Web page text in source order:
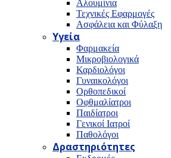
Αλουμίνια
Τεχνικές Εφαρμογές
Ασφάλεια και Φύλαξη
Υγεία
Φαρμακεία
Μικροβιολογικά
Καρδιολόγοι
Γυναικολόγοι
Ορθοπεδικοί
Οφθμαλίατροι
Παιδίατροι
Γενικοί Ιατροί
Παθολόγοι
Δραστηριότητες